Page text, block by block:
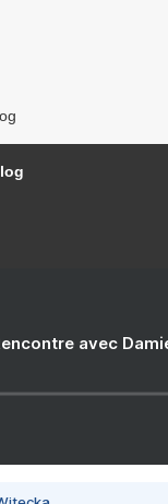
avec